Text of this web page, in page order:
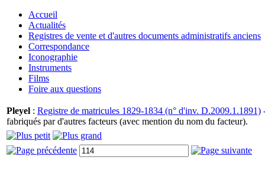
Accueil
Actualités
Registres de vente et d'autres documents administratifs anciens
Correspondance
Iconographie
Instruments
Films
Foire aux questions
Pleyel : Registre de matricules 1829-1834 (n° d'inv. D.2009.1.1891)
fabriqués par d'autres facteurs (avec mention du nom du facteur).